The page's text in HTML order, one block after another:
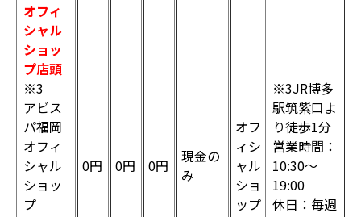
オフィ
シャル
ショッ
プ店頭
※3
アビス
パ福岡
オフィ
シャル
ショッ
プ
0円 0円 0円
現金の
み
オフ
ィシ
ャル
ショ
ップ
※3JR博多
駅筑紫口よ
り徒歩1分
営業時間：
10:30～
19:00
休日：毎週